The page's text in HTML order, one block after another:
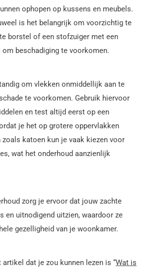
ophopen op kussens en meubels.
is het belangrijk om voorzichtig te
borstel of een stofzuiger met een
beschadiging te voorkomen.
om vlekken onmiddellijk aan te
te voorkomen. Gebruik hiervoor
en test altijd eerst op een
je het op grotere oppervlakken
katoen kun je vaak kiezen voor
wat het onderhoud aanzienlijk
zorg je ervoor dat jouw zachte
en uitnodigend uitzien, waardoor ze
gezelligheid van je woonkamer.
artikel dat je zou kunnen lezen is “Wat is